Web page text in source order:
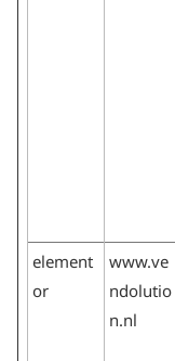
element
or
www.ve
ndolutio
n.nl